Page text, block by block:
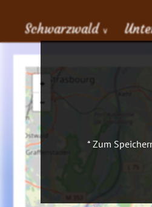
Schwarzwald ∨
+
−
* Zum